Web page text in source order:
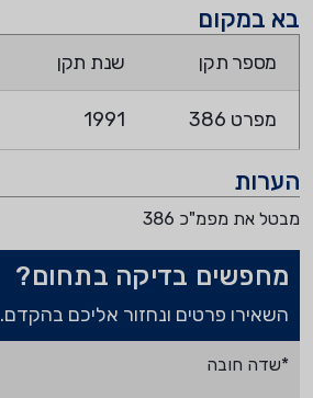
בא במקום
מספר תקן שנת תקן
מפרט 386 1991
הערות
מבטל את מפמ"כ 386
מחפשים בדיקה בתחום?
השאירו פרטים ונחזור אליכם בהקדם.
*שדה חובה